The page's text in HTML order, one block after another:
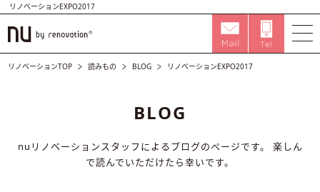
リノベーションEXPO2017
リノベーションTOP 読みもの BLOG リノベーションEXPO2017
BLOG
nuリノベーションスタッフによるブログのページです。
楽しん
で読んでいただけたら幸いです。